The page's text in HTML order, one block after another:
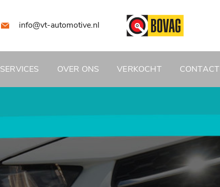
info@vt-automotive.nl
SERVICES OVER ONS VERKOCHT CONTACT